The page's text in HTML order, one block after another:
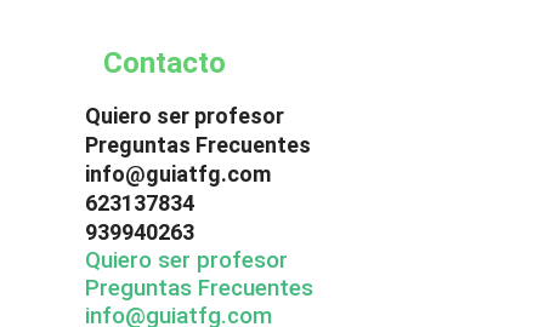
Contacto
Quiero ser profesor
Preguntas Frecuentes
info@guiatfg.com
623137834
939940263
Quiero ser profesor
Preguntas Frecuentes
info@guiatfg.com